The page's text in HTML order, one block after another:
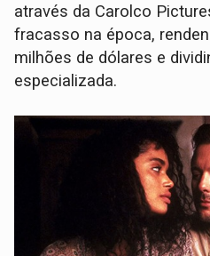
através da Carolco
fracasso na época,
milhões de dólares e
especializada.